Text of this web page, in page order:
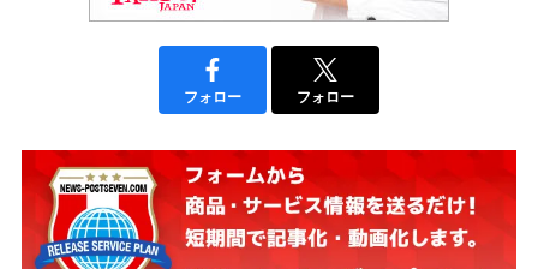
フォロー フォロー